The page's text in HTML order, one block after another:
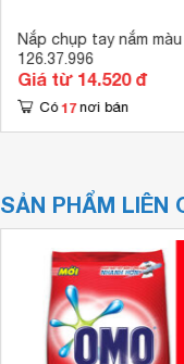
Nắp chụp tay nắm
126.37.996
Giá từ 14.520 đ
Có 17 nơi bán
SẢN PHẨM LIÊN